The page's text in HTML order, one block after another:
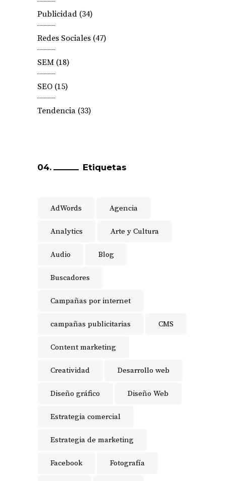
Publicidad (34)
Redes Sociales (47)
SEM (18)
SEO (15)
Tendencia (33)
Etiquetas
AdWords Agencia
Analytics Arte y Cultura
Audio Blog
Buscadores
Campañas por internet
campañas publicitarias CMS
Content marketing
Creatividad Desarrollo web
Diseño gráfico Diseño Web
Estrategia comercial
Estrategia de marketing
Facebook Fotografía